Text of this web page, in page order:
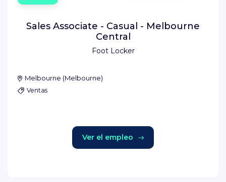
Foot Locker
Sales Associate - Casual - Melbourne
Central
Melbourne (Melbourne)
Ventas
Ver el empleo